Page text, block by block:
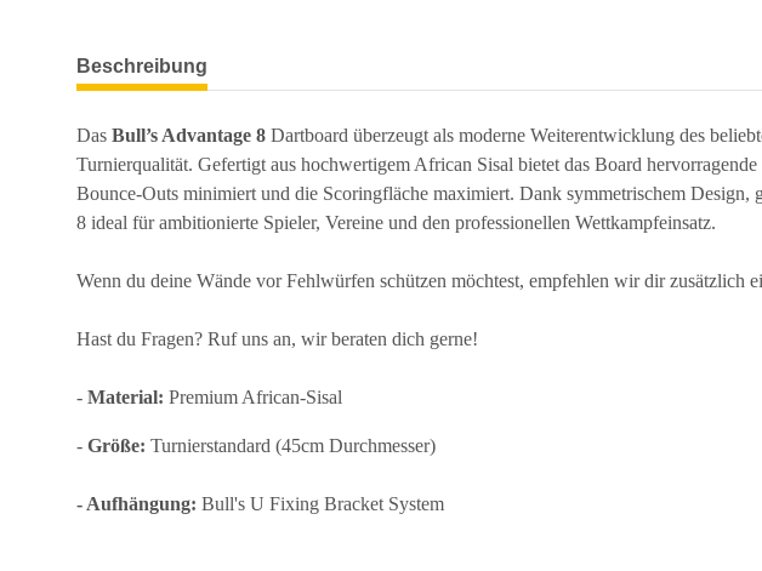
weitere Registerkarten anzeigen
Beschreibung
Das Bull’s Advantage 8 Dartboard überzeugt als moderne Weiterentwicklung des
Turnierqualität. Gefertigt aus hochwertigem African Sisal bietet das Board
Bounce-Outs minimiert und die Scoringfläche maximiert. Dank symmetrischem
8 ideal für ambitionierte Spieler, Vereine und den professionellen Wettkampfeinsatz.
Wenn du deine Wände vor Fehlwürfen schützen möchtest, empfehlen wir dir zusätzlich
Hast du Fragen? Ruf uns an, wir beraten dich gerne!
- Material: Premium African-Sisal
- Größe: Turnierstandard (45cm Durchmesser)
- Aufhängung: Bull's U Fixing Bracket System